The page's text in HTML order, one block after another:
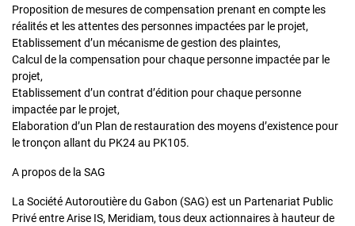
Proposition de mesures de compensation prenant en compte les
réalités et les attentes des personnes impactées par le projet,
Etablissement d’un mécanisme de gestion des plaintes,
Calcul de la compensation pour chaque personne impactée par le
projet,
Etablissement d’un contrat d’édition pour chaque personne
impactée par le projet,
Elaboration d’un Plan de restauration des moyens d’existence pour
le tronçon allant du PK24 au PK105.
A propos de la SAG
La Société Autoroutière du Gabon (SAG) est un Partenariat Public
Privé entre Arise IS, Meridiam, tous deux actionnaires à hauteur de